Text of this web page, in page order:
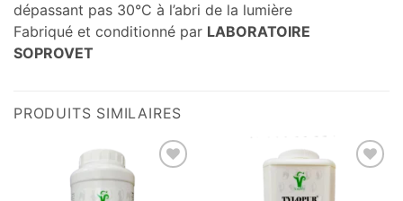
dépassant pas 30°C à l’abri de la lumière
Fabriqué et conditionné par LABORATOIRE
SOPROVET
PRODUITS SIMILAIRES